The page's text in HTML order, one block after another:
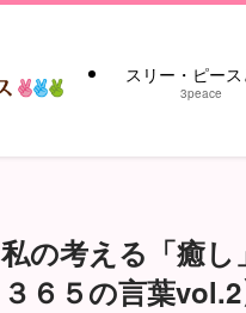
スリー・ピー
3peace
私の考える「癒
６５の言葉vol.2